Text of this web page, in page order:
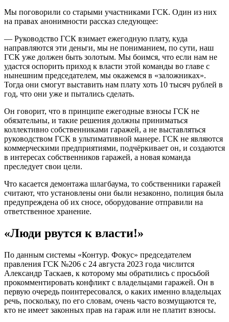
Мы поговорили со старыми участниками ГСК. Один из них
на правах анонимности рассказ следующее:
— Руководство ГСК взимает ежегодную плату, куда
направляются эти деньги, мы не пониманием, по сути, наш
ГСК уже должен быть золотым. Мы боимся, что если нам не
удастся оспорить приход к власти этой команды во главе с
нынешним председателем, мы окажемся в «заложниках».
Тогда они смогут выставить нам плату хоть 10 тысяч рублей в
год, что они уже и пытались сделать.
Он говорит, что в принципе ежегодные взносы ГСК не
обязательны, и такие решения должны приниматься
коллективно собственниками гаражей, а не выставляться
руководством ГСК в ультимативной манере. ГСК не являются
коммерческими предприятиями, подчёркивает он, и создаются
в интересах собственников гаражей, а новая команда
преследует свои цели.
Что касается демонтажа шлагбаума, то собственники гаражей
считают, что установлены они были незаконно, полиция была
предупреждена об их сносе, оборудование отправили на
ответственное хранение.
«Люди рвутся к власти!»
По данным системы «Контур. Фокус» председателем
правления ГСК №206 с 24 августа 2023 года числится
Александр Таскаев, к которому мы обратились с просьбой
прокомментировать конфликт с владельцами гаражей. Он в
первую очередь поинтересовался, о каких именно владельцах
речь, поскольку, по его словам, очень часто возмущаются те,
кто не имеет законных прав на гараж или не платит взносы.